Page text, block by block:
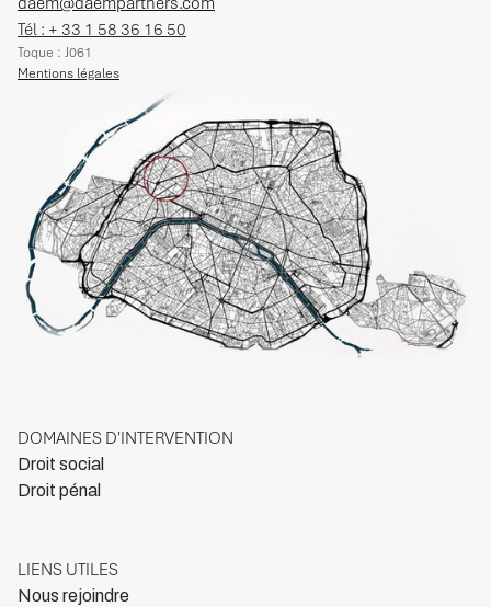
Tél : + 33 1 58 36 16 50
Toque : J061
Mentions légales
DOMAINES D'INTERVENTION
Droit social
Droit pénal
LIENS UTILES
Nous rejoindre